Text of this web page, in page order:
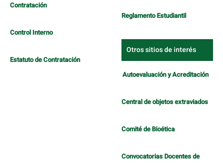
Contratación
Control Interno
Estatuto de Contratación
Reglamento Estudiantil
Otros sitios de interés
Autoevaluación y Acreditación
Central de objetos extraviados
Comité de Bioética
Convocatorias Docentes de